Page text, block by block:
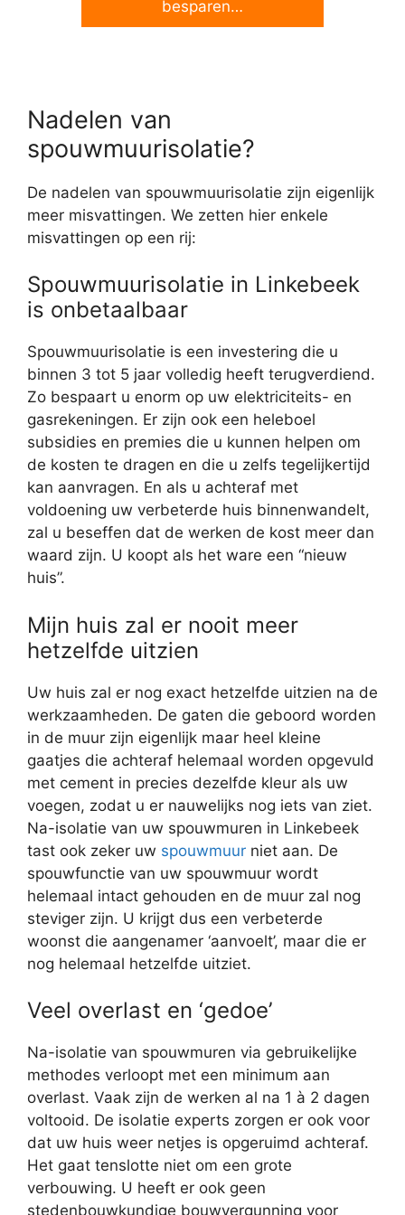
besparen…
Nadelen van
spouwmuurisolatie?
De nadelen van spouwmuurisolatie zijn eigenlijk
meer misvattingen. We zetten hier enkele
misvattingen op een rij:
Spouwmuurisolatie in Linkebeek
is onbetaalbaar
Spouwmuurisolatie is een investering die u
binnen 3 tot 5 jaar volledig heeft terugverdiend.
Zo bespaart u enorm op uw elektriciteits- en
gasrekeningen. Er zijn ook een heleboel
subsidies en premies die u kunnen helpen om
de kosten te dragen en die u zelfs tegelijkertijd
kan aanvragen. En als u achteraf met
voldoening uw verbeterde huis binnenwandelt,
zal u beseffen dat de werken de kost meer dan
waard zijn. U koopt als het ware een “nieuw
huis”.
Mijn huis zal er nooit meer
hetzelfde uitzien
Uw huis zal er nog exact hetzelfde uitzien na de
werkzaamheden. De gaten die geboord worden
in de muur zijn eigenlijk maar heel kleine
gaatjes die achteraf helemaal worden opgevuld
met cement in precies dezelfde kleur als uw
voegen, zodat u er nauwelijks nog iets van ziet.
Na-isolatie van uw spouwmuren in Linkebeek
tast ook zeker uw spouwmuur niet aan. De
spouwfunctie van uw spouwmuur wordt
helemaal intact gehouden en de muur zal nog
steviger zijn. U krijgt dus een verbeterde
woonst die aangenamer ‘aanvoelt’, maar die er
nog helemaal hetzelfde uitziet.
Veel overlast en ‘gedoe’
Na-isolatie van spouwmuren via gebruikelijke
methodes verloopt met een minimum aan
overlast. Vaak zijn de werken al na 1 à 2 dagen
voltooid. De isolatie experts zorgen er ook voor
dat uw huis weer netjes is opgeruimd achteraf.
Het gaat tenslotte niet om een grote
verbouwing. U heeft er ook geen
stedenbouwkundige bouwvergunning voor